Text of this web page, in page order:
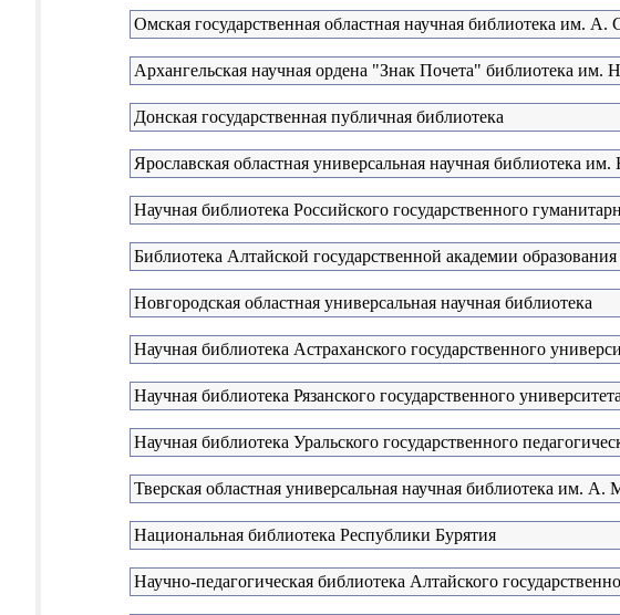
Омская государственная областная научная библиотека им.
Архангельская научная ордена "Знак Почета" библиотека
Донская государственная публичная библиотека
Ярославская областная универсальная научная библиотека
Научная библиотека Российского государственного
Библиотека Алтайской государственной академии
Новгородская областная универсальная научная библиотека
Научная библиотека Астраханского государственного
Научная библиотека Рязанского государственного
Научная библиотека Уральского государственного
Тверская областная универсальная научная библиотека им. А.
Национальная библиотека Республики Бурятия
Научно-педагогическая библиотека Алтайского